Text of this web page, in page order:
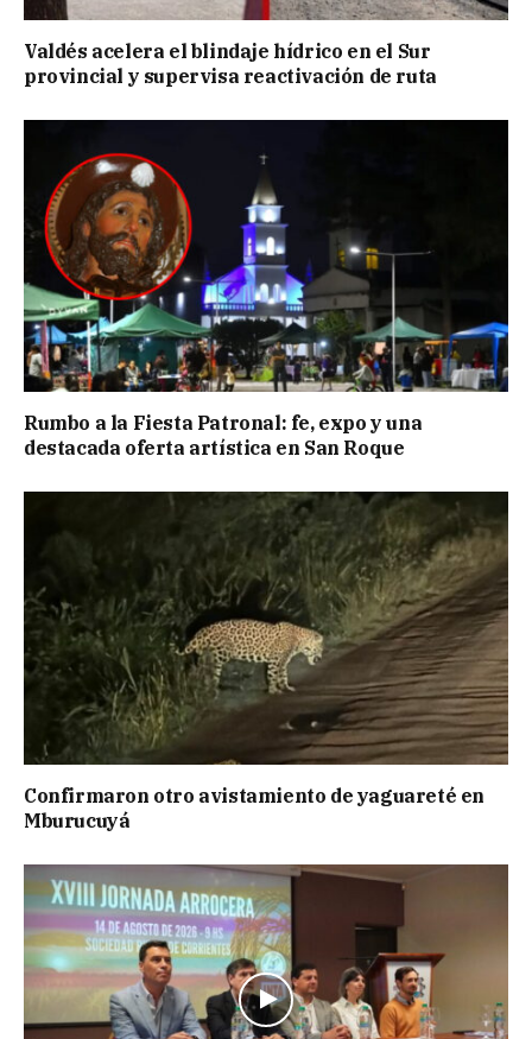
Valdés acelera el blindaje hídrico en el Sur
provincial y supervisa reactivación de ruta
Rumbo a la Fiesta Patronal: fe, expo y una
destacada oferta artística en San Roque
Confirmaron otro avistamiento de yaguareté en
Mburucuyá